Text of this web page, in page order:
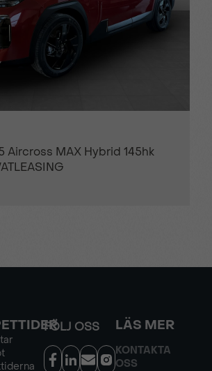
Aircross MAX Hybrid 145hk
FÖLJ OSS LÄS MER
KONTAKTA
OSS